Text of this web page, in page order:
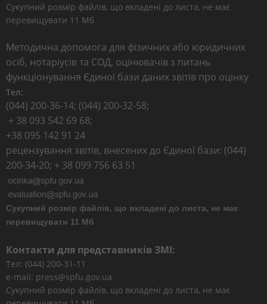
Сукупний розмір файлів, що вкладені до листа, не має
перевищувати 11 Мб
Методична допомога для фізичних або юридичних
осіб, нотаріусів та СОД, оцінювачів з питань
функціонування Єдиної бази даних звітів про оцінку
Тел:
(044) 200-36-14; (044) 200-32-58;
+ 38 093 542 69 68;
+38 095 142 91 24
рецензування звітів, внесених до Єдиної бази: (044)
200-34-20; + 38 099 756 63 51
Сукупний розмір файлів, що вкладені до листа, не має
перевищувати 11 Мб
Контакти для представників ЗМІ:
Тел: (044) 200-31-11
e-mail: press@spfu.gov.ua
Сукупний розмір файлів, що вкладені до листа, не має